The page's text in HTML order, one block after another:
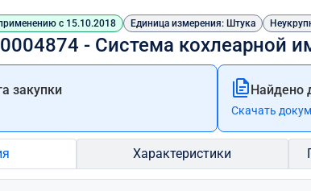
с 15.10.2018 Единица измерения: Штука
- Система кохлеарной
закупки Найдено
Скачать
Характеристики